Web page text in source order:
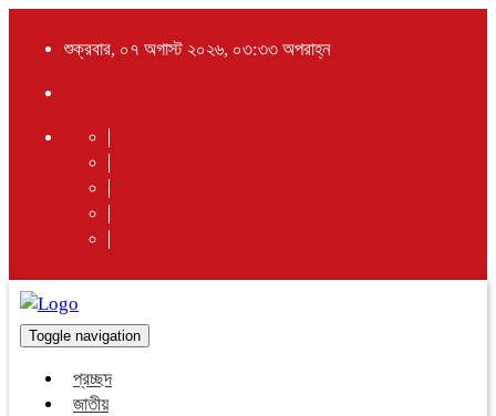
শুক্রবার, ০৭ অগাস্ট ২০২৬, ০৩:৩৩ অপরাহ্ন
Toggle navigation
প্রচ্ছদ
জাতীয়